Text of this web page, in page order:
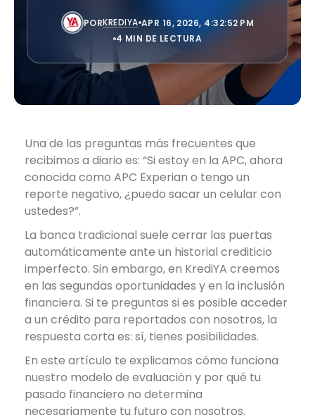
PORKREDIYA APR 16, 2026, 4:32:52 PM
4 MIN DE LECTURA
Una de las preguntas más frecuentes que
recibimos a diario es: “Si estoy en la APC,ahora
conocida como APC Experian o tengo un
reporte negativo, ¿puedo sacar un celular con
ustedes?”.
La banca tradicional suele cerrar las puertas
automáticamente ante un historial crediticio
imperfecto. Sin embargo, en KrediYA creemos
en las segundas oportunidades y en la inclusión
financiera. Si te preguntas si es posible acceder
a un crédito para reportados con nosotros, la
respuesta corta es: sí, tienes posibilidades.
En este artículo te explicamos cómo funciona
nuestro modelo de evaluación y por qué tu
pasado financiero no determina
necesariamente tu futuro con nosotros.